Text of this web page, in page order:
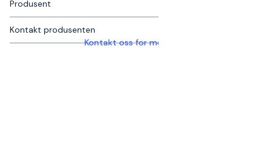
Produsent
Kontakt produsenten
Kontakt oss for mer informasjon